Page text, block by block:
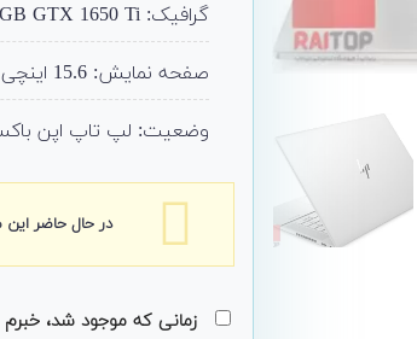
گرافیک: NVIDIA® GeForce 4GB GTX 1650 Ti
صفحه نمایش: 15.6 اینچی / لمسی
وضعیت: لپ تاپ اپن
در حال حاضر
زمانی که موجود شد،